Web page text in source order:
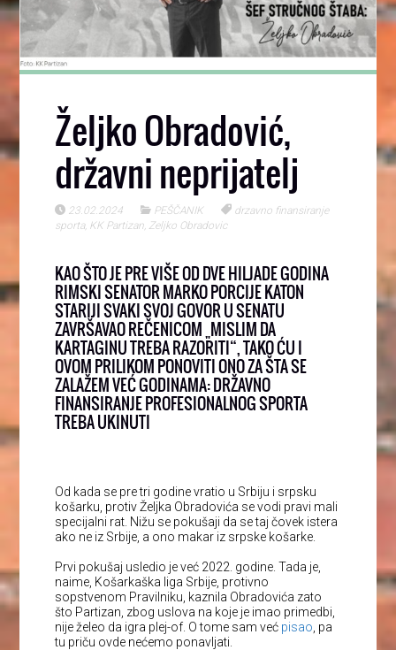
Željko Obradović,
državni neprijatelj
23.02.2024 PEŠČANIK
drzavno finansiranje
sporta, KK Partizan Zeljko Obradovic
KAO ŠTO JE PRE VIŠE OD DVE HILJADE GODINA
RIMSKI SENATOR MARKO PORCIJE KATON
STARIJI SVAKI SVOJ GOVOR U SENATU
ZAVRŠAVAO REČENICOM „MISLIM DA
KARTAGINU TREBA RAZORITI“, TAKO ĆU I
OVOM PRILIKOM PONOVITI ONO ZA ŠTA SE
ZALAŽEM VEĆ GODINAMA: DRŽAVNO
FINANSIRANJE PROFESIONALNOG SPORTA
TREBA UKINUTI
Od kada se pre tri godine vratio u Srbiju i srpsku
košarku, protiv Željka Obradovića se vodi pravi mali
specijalni rat. Nižu se pokušaji da se taj čovek istera
ako ne iz Srbije, a ono makar iz srpske košarke.
Prvi pokušaj usledio je već 2022. godine. Tada je,
naime, Košarkaška liga Srbije, protivno
sopstvenom Pravilniku, kaznila Obradovića zato
što Partizan, zbog uslova na koje je imao primedbi,
nije želeo da igra plej-of. O tome sam već pisao , pa
tu priču ovde nećemo ponavljati.